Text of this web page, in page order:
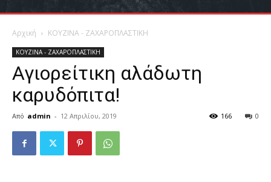
Αρχική ΚΟΥΖΙΝΑ - ΖΑΧΑΡΟΠΛΑΣΤΙΚΗ
ΚΟΥΖΙΝΑ - ΖΑΧΑΡΟΠΛΑΣΤΙΚΗ
Αγιορείτικη αλάδωτη
καρυδόπιτα!
Από admin - 12 Απριλίου, 2019 0
166